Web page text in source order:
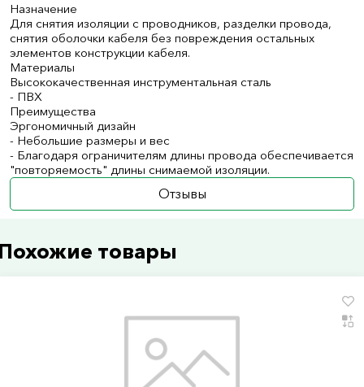
Назначение
Для снятия изоляции с проводников, разделки провода,
снятия оболочки кабеля без повреждения остальных
элементов конструкции кабеля.
Материалы
Высококачественная инструментальная сталь
- ПВХ
Преимущества
Эргономичный дизайн
- Небольшие размеры и вес
- Благодаря ограничителям длины провода обеспечивается
"повторяемость" длины снимаемой изоляции.
Отзывы
товары